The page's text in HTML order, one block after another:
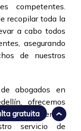
competentes.
recopilar toda la
a cabo todos
asegurando
de nuestros
abogados en
ofrecemos
de accidentes
servicio de
gratuita